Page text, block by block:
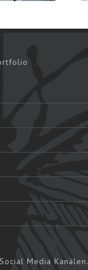
Media Kanälen.